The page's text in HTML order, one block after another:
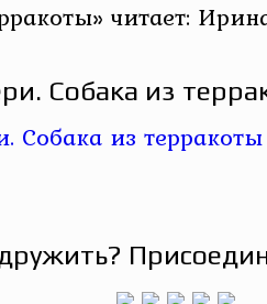
читает:
Собака из